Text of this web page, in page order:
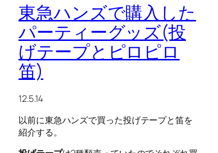
東急ハンズで購入した
パーティーグッズ(投
げテープとピロピロ
笛)
12.5.14
以前に東急ハンズで買った投げテープと笛を
紹介する。